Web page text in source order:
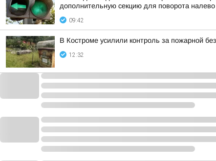
дополнительную секцию для поворота налево
09:42
В Костроме усилили контроль за пожарной
12:32